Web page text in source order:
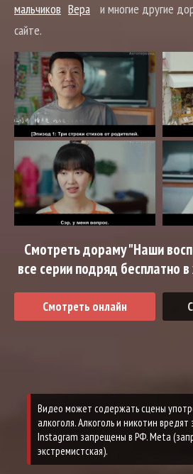
мальчиков Вера
и многие другие
сайте.
Смотреть дораму "Наши
все серии подряд бесплатно
Смотреть онлайн